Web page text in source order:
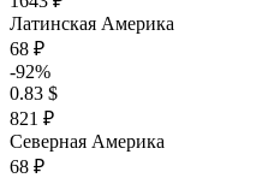
Латинская Америка
68 ₽
-92%
0.83 $
821 ₽
Северная Америка
68 ₽